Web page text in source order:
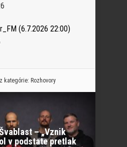
(6.7.2026 22:00)
kategórie: Rozhovory
– „Vznik
v podstate pretlak